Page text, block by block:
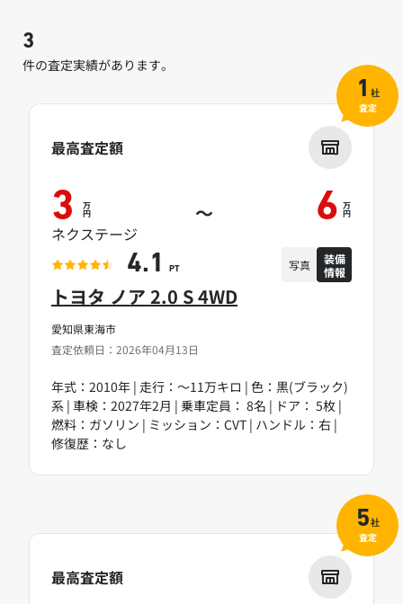
3
件の査定実績があります。
愛知県東海市
査定依頼日：2026年04月13日
トヨタ ノア 2.0 S 4WD
年式：2010年 | 走行：～11万キロ | 色：黒(ブラック)
系 | 車検：2027年2月 | 乗車定員： 8名 | ドア： 5枚 |
燃料：ガソリン | ミッション：CVT | ハンドル：右 |
修復歴：なし
最高査定額
3 万
円 ～ 6 万
円
ネクステージ
4.1 PT 写真
装備
情報
1 社
査定
最高査定額
5社
査定